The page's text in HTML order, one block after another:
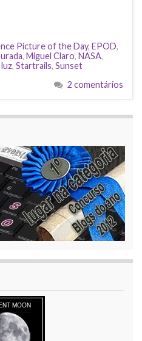
Picture of the Day, EPOD,
, Miguel Claro, NASA,
, Startrails, Sunset
2 comentários